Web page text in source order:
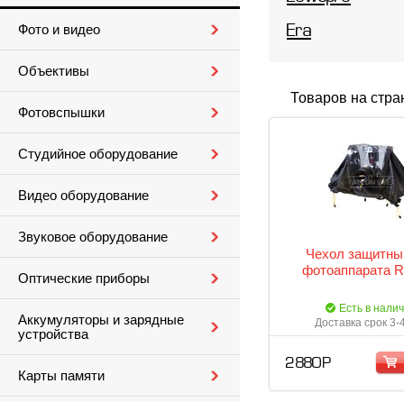
Фото и видео
Объективы
Фотовспышки
Студийное оборудование
Видео оборудование
Звуковое оборудование
Оптические приборы
Аккумуляторы и зарядные
устройства
Карты памяти
Era
Товаров на
Чехол
фотоаппарата
Есть в
Доставка срок 3-
2 880 Р